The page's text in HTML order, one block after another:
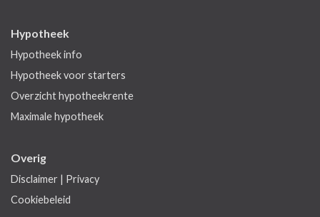
Hypotheek
Hypotheek info
Hypotheek voor starters
Overzicht hypotheekrente
Maximale hypotheek
Overig
Disclaimer | Privacy
Cookiebeleid